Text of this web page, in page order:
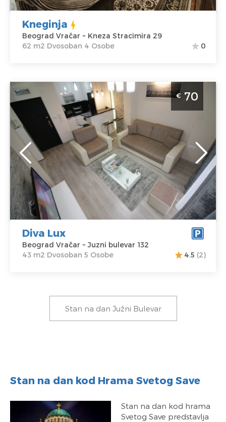
Kneginja
Beograd Vračar ~ Kneza Stracimira 29
62 m2 Dvosoban 4 Osobe
0
Dvosoban Apartman Diva Lux Beograd Vračar
Beograd
Lokacija:
Beograd Vračar
Adresa:
Juzni
bulevar 132
Cena 70 €
Gosti: 5
Kvadratura :
m2
Struktura :
Dvosoban
€ 70
Diva Lux
Beograd Vračar ~ Juzni bulevar 132
43 m2 Dvosoban 5 Osobe
4.5 (2)
Stan na dan Južni Bulevar
Stan na dan kod Hrama Svetog Save
Stan na dan kod hrama
Svetog Save predstavlja